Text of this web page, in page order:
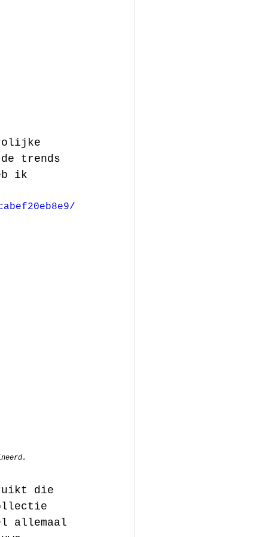
trends
ik
die
allemaal